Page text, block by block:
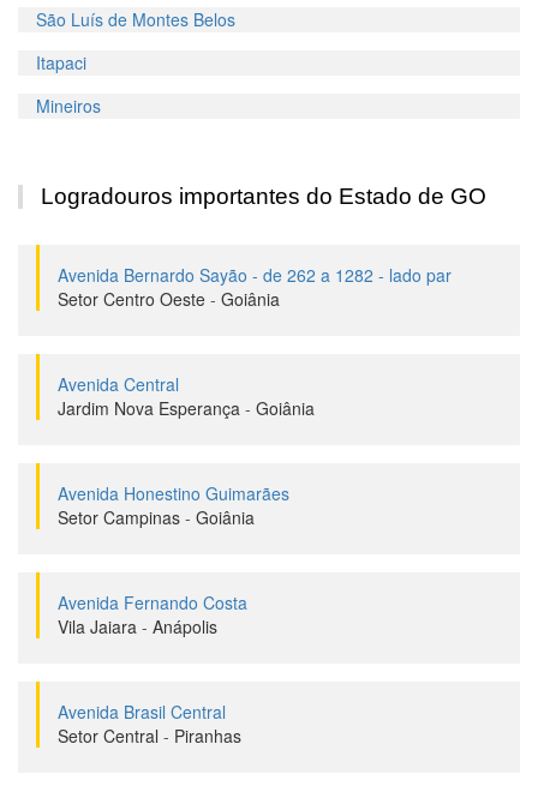
São Luís de Montes Belos
Itapaci
Mineiros
Logradouros importantes do Estado de GO
Avenida Bernardo Sayão - de 262 a 1282 - lado par
Setor Centro Oeste - Goiânia
Avenida Central
Jardim Nova Esperança - Goiânia
Avenida Honestino Guimarães
Setor Campinas - Goiânia
Avenida Fernando Costa
Vila Jaiara - Anápolis
Avenida Brasil Central
Setor Central - Piranhas